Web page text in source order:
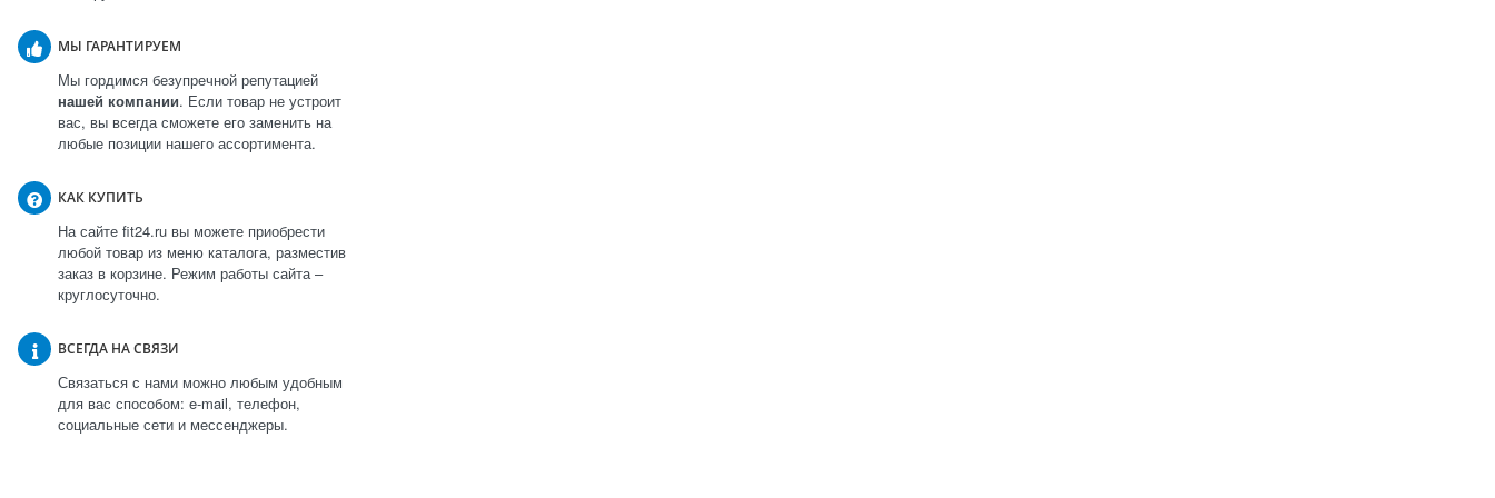
МЫ ГАРАНТИРУЕМ
Мы гордимся безупречной репутацией
нашей компании. Если товар не устроит
вас, вы всегда сможете его заменить на
любые позиции нашего ассортимента.
КАК КУПИТЬ
На сайте fit24.ru вы можете приобрести
любой товар из меню каталога, разместив
заказ в корзине. Режим работы сайта –
круглосуточно.
ВСЕГДА НА СВЯЗИ
Связаться с нами можно любым удобным
для вас способом: e-mail, телефон,
социальные сети и мессенджеры.